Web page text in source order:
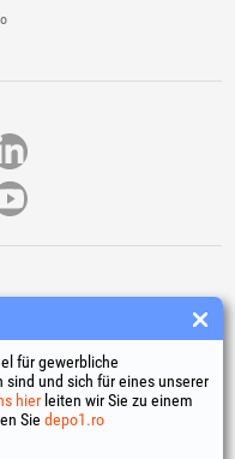
für gewerbliche
und sich für eines unserer
hier leiten wir Sie zu einem
Sie depo1.ro